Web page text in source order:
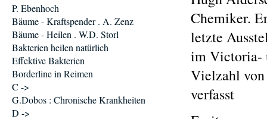
Chemiker.
letzte
im Victoria-
Vielzahl von
verfasst
P. Ebenhoch
Bäume - Kraftspender . A. Zenz
Bäume - Heilen . W.D. Storl
Bakterien heilen natürlich
Effektive Bakterien
Borderline in Reimen
C ->
G.Dobos : Chronische Krankheiten
D ->